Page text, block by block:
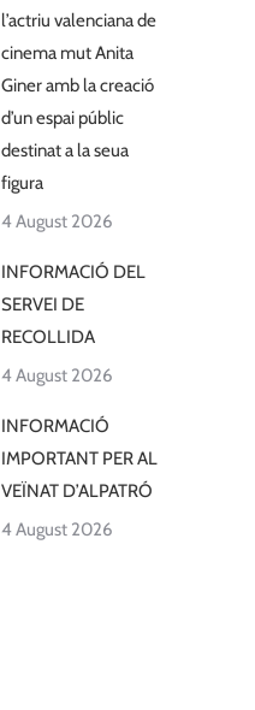
l’actriu valenciana de
cinema mut Anita
Giner amb la creació
d’un espai públic
destinat a la seua
figura
4 August 2026
INFORMACIÓ DEL
SERVEI DE
RECOLLIDA
4 August 2026
INFORMACIÓ
IMPORTANT PER AL
VEÏNAT D’ALPATRÓ
4 August 2026